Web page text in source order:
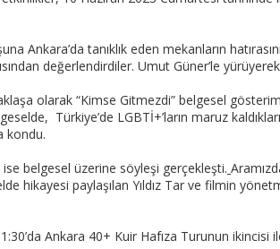
Ankara’da tanıklık eden mekanların
değerlendirdiler. Umut Güner’le
olarak “Kimse Gitmezdi” belgesel
Türkiye’de LGBTİ+’ların maruz
kondu.
belgesel üzerine söyleşi gerçekleşti.
hikayesi paylaşılan Yıldız Tar ve filmin
Ankara 40+ Kuir Hafıza Turunun ikincisi